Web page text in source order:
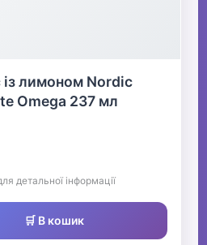
лимоном Nordic
Omega 237 мл
детальної інформації
🛒 В кошик